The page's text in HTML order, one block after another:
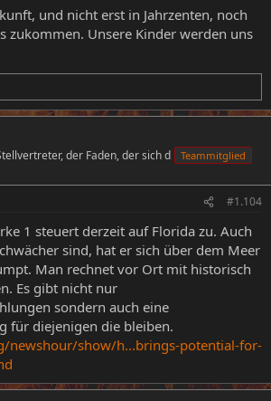
und nicht erst in Jahrzenten, noch
zukommen. Unsere Kinder werden uns
der Faden, der sich d Teammitglied
#1.104
1 steuert derzeit auf Florida zu. Auch
sind, hat er sich über dem Meer
Man rechnet vor Ort mit historisch
Es gibt nicht nur
sondern auch eine
für diejenigen die bleiben.
newshour/show/h...brings-potential-for-